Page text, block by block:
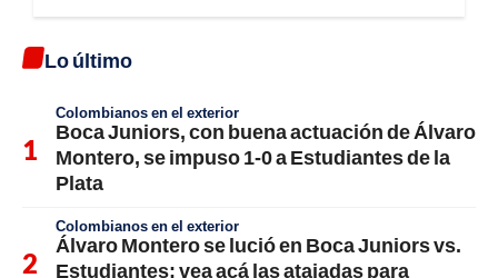
Lo último
Colombianos en el exterior
Boca Juniors, con buena actuación de Álvaro
Montero, se impuso 1-0 a Estudiantes de la
Plata
Colombianos en el exterior
Álvaro Montero se lució en Boca Juniors vs.
Estudiantes: vea acá las atajadas para